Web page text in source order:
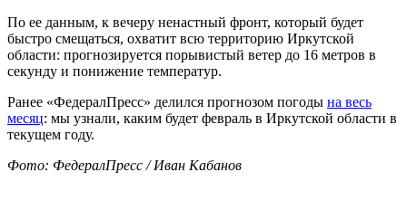
По ее данным, к вечеру ненастный фронт, который будет
быстро смещаться, охватит всю территорию Иркутской
области: прогнозируется порывистый ветер до 16 метров в
секунду и понижение температур.
Ранее «ФедералПресс» делился прогнозом погоды на весь
месяц: мы узнали, каким будет февраль в Иркутской области в
текущем году.
Фото: ФедералПресс / Иван Кабанов